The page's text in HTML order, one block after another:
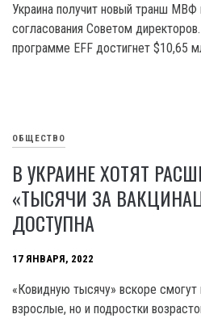
Украина получит новый транш
согласования Советом
программе EFF достигнет $10,65
ОБЩЕСТВО
В УКРАИНЕ ХОТЯТ
«ТЫСЯЧИ ЗА
ДОСТУПНА
17 ЯНВАРЯ, 2022
«Ковидную тысячу» вскоре смогут
взрослые, но и подростки